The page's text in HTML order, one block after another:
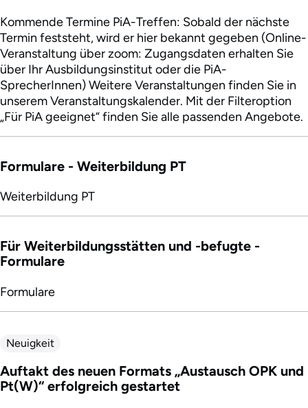
Kommende Termine PiA-Treffen: Sobald der nächste
Termin feststeht, wird er hier bekannt gegeben (Online-
Veranstaltung über zoom: Zugangsdaten erhalten Sie
über Ihr Ausbildungsinstitut oder die PiA-
SprecherInnen) Weitere Veranstaltungen finden Sie in
unserem Veranstaltungskalender. Mit der Filteroption
„Für PiA geeignet“ finden Sie alle passenden Angebote.
Formulare - Weiterbildung PT
Weiterbildung PT
Für Weiterbildungsstätten und -befugte -
Formulare
Formulare
Neuigkeit
Auftakt des neuen Formats „Austausch OPK und
Pt(W)“ erfolgreich gestartet